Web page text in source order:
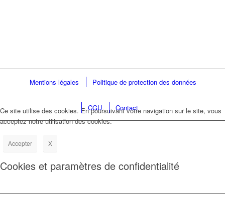
Mentions légales Politique de protection des données
CGU Contact
Ce site utilise des cookies. En poursuivant votre navigation sur le site, vous
acceptez notre utilisation des cookies.
Accepter X
Cookies et paramètres de confidentialité